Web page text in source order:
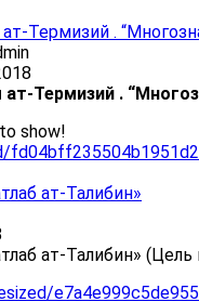
Термизий .
ат-Термизий .
show!
ат-Талибин»
ат-Талибин»